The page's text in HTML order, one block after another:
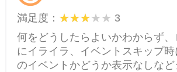
満足度：
3
何をどうしたらよいかわからず、
にイライラ、イベントスキップ時
のイベントかどうか表示なしな